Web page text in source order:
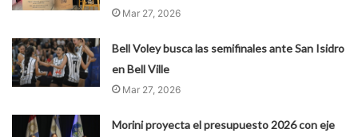
Mar 27, 2026
Bell Voley busca las semifinales ante San Isidro
en Bell Ville
Mar 27, 2026
Morini proyecta el presupuesto 2026 con eje